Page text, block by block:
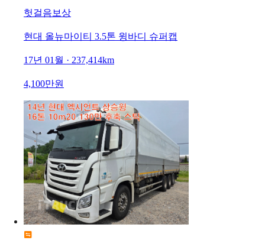
헛걸음보상
현대 올뉴마이티 3.5톤 윙바디 슈퍼캡
17년 01월 · 237,414km
4,100만원